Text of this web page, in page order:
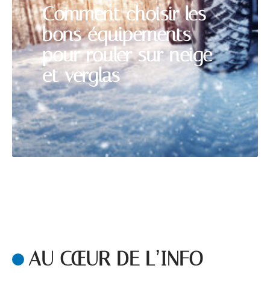
Comment choisir les
bons équipements
pour rouler sur neige
et verglas
AU CŒUR DE L’INFO